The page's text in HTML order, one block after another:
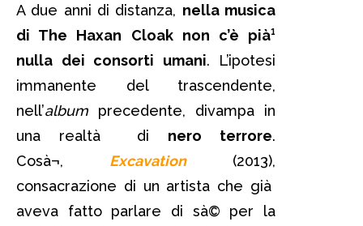
A due anni di distanza, nella musica
di The Haxan Cloak non c’è pià¹
nulla dei consorti umani. L’ipotesi
immanente del trascendente,
nell’album precedente, divampa in
una realtà di nero terrore.
Cosà¬, Excavation(2013),
consacrazione di un artista che già
aveva fatto parlare di sà© per la